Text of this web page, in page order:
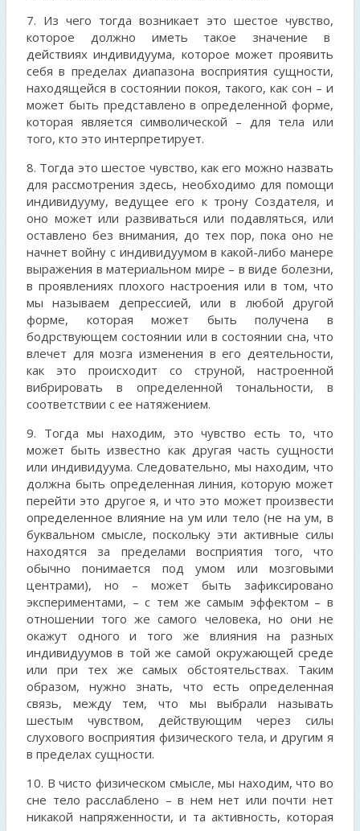
7. Из чего тогда возникает это шестое чувство,
которое должно иметь такое значение в
действиях индивидуума, которое может проявить
себя в пределах диапазона восприятия сущности,
находящейся в состоянии покоя, такого, как сон – и
может быть представлено в определенной форме,
которая является символической – для тела или
того, кто это интерпретирует.
8. Тогда это шестое чувство, как его можно назвать
для рассмотрения здесь, необходимо для помощи
индивидууму, ведущее его к трону Создателя, и
оно может или развиваться или подавляться, или
оставлено без внимания, до тех пор, пока оно не
начнет войну с индивидуумом в какой-либо манере
выражения в материальном мире – в виде болезни,
в проявлениях плохого настроения или в том, что
мы называем депрессией, или в любой другой
форме, которая может быть получена в
бодрствующем состоянии или в состоянии сна, что
влечет для мозга изменения в его деятельности,
как это происходит со струной, настроенной
вибрировать в определенной тональности, в
соответствии с ее натяжением.
9. Тогда мы находим, это чувство есть то, что
может быть известно как другая часть сущности
или индивидуума. Следовательно, мы находим, что
должна быть определенная линия, которую может
перейти это другое я, и что это может произвести
определенное влияние на ум или тело (не на ум, в
буквальном смысле, поскольку эти активные силы
находятся за пределами восприятия того, что
обычно понимается под умом или мозговыми
центрами), но – может быть зафиксировано
экспериментами, – с тем же самым эффектом – в
отношении того же самого человека, но они не
окажут одного и того же влияния на разных
индивидуумов в той же самой окружающей среде
или при тех же самых обстоятельствах. Таким
образом, нужно знать, что есть определенная
связь, между тем, что мы выбрали называть
шестым чувством, действующим через силы
слухового восприятия физического тела, и другим я
в пределах сущности.
10. В чисто физическом смысле, мы находим, что во
сне тело расслаблено – в нем нет или почти нет
никакой напряженности, и та активность, которая